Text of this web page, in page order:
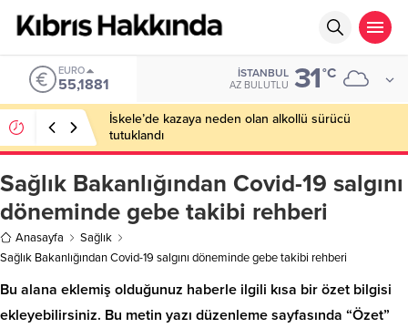
EURO
55,1881
İSTANBUL
AZ BULUTLU 31°C
İskele’de kazaya neden olan alkollü sürücü
tutuklandı
Sağlık Bakanlığından Covid-19 salgını
döneminde gebe takibi rehberi
Anasayfa
Sağlık
Sağlık Bakanlığından Covid-19 salgını döneminde gebe takibi rehberi
Bu alana eklemiş olduğunuz haberle ilgili kısa bir özet bilgisi
ekleyebilirsiniz. Bu metin yazı düzenleme sayfasında “Özet”